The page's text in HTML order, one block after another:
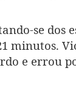
se dos
minutos.
e errou